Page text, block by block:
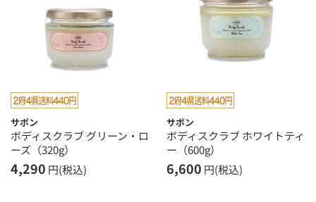
サボン
ボディスクラブ グリーン・ロ
ーズ（320g）
4,290 円(税込)
サボン
ボディスクラブ ホワイトティ
ー（600g）
6,600 円(税込)